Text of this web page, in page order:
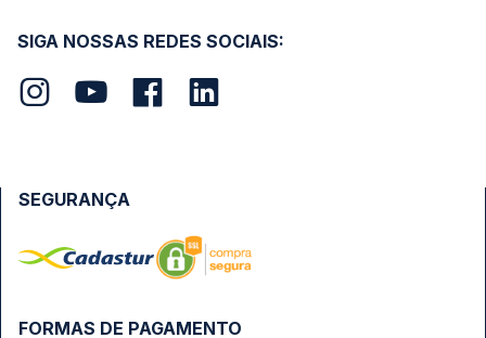
SIGA NOSSAS REDES SOCIAIS:
FORMAS DE PAGAMENTO
SEGURANÇA